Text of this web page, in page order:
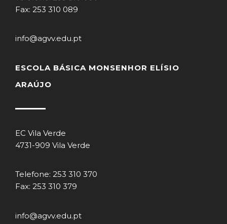
Fax: 253 310 089
info@agvv.edu.pt
ESCOLA BÁSICA MONSENHOR ELÍSIO
ARAÚJO
EC Vila Verde
4731-909 Vila Verde
Telefone: 253 310 370
Fax: 253 310 379
info@agvv.edu.pt